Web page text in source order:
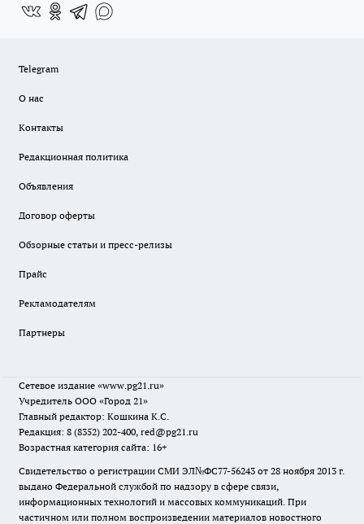
Telegram
О нас
Контакты
Редакционная политика
Объявления
Договор оферты
Обзорные статьи и пресс-релизы
Прайс
Рекламодателям
Партнеры
Сетевое издание «www.pg21.ru»
Учредитель ООО «Город 21»
Главный редактор: Кошкина К.С.
Редакция: 8 (8352) 202-400, red@pg21.ru
Возрастная категория сайта: 16+
Свидетельство о регистрации СМИ ЭЛ№ФС77-56243 от 28 ноября 2013 г.
выдано Федеральной службой по надзору в сфере связи,
информационных технологий и массовых коммуникаций. При
частичном или полном воспроизведении материалов новостного